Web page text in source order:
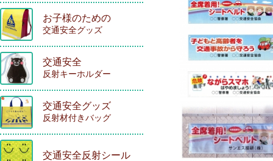
お子様のための
交通安全グッズ
交通安全
反射キーホルダー
交通安全グッズ
反射材付きバッグ
交通安全反射シール